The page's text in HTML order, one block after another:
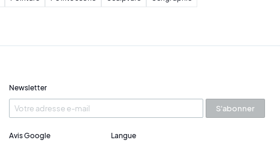
Newsletter
S'abonner
Avis Google Langue